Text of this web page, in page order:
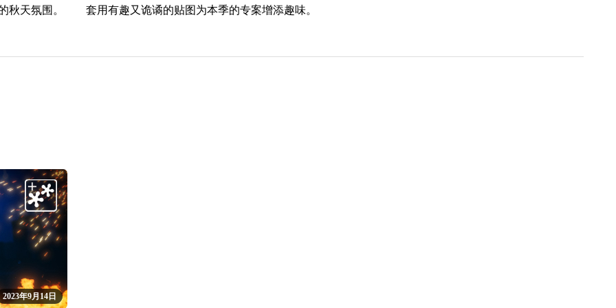
秋天氛围。 套用有趣又诡谲的贴图为本季的专案增添趣味。
2023年9月14日